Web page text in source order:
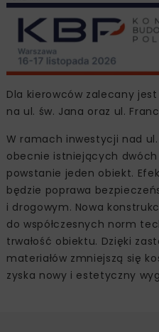
Dla kierowców zalecany
na ul. św. Jana oraz ul.
W ramach inwestycji nad ul.
obecnie istniejących dwóch
powstanie jeden obiekt.
będzie poprawa
i drogowym. Nowa
do współczesnych norm
trwałość obiektu. Dzięki
materiałów zmniejszą się
zyska nowy i estetyczny